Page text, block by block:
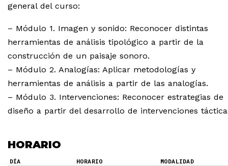
general del curso:
– Módulo 1. Imagen y sonido: Reconocer distintas
herramientas de análisis tipológico a partir de la
construcción de un paisaje sonoro.
– Módulo 2. Analogías: Aplicar metodologías y
herramientas de análisis a partir de las analogías.
– Módulo 3. Intervenciones: Reconocer estrategias de
diseño a partir del desarrollo de intervenciones
HORARIO
DÍA HORARIO MODALIDAD